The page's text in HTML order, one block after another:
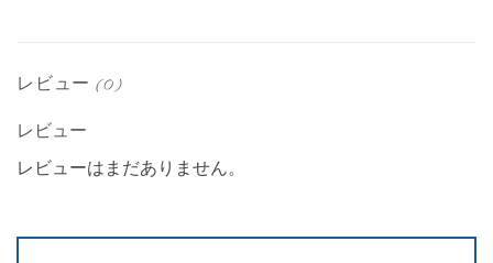
レビュー (0)
レビュー
レビューはまだありません。